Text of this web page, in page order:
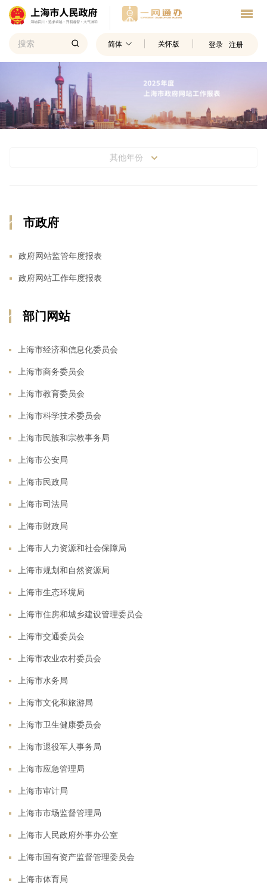
简体 关怀版 登录 注册
其他年份
市政府
政府网站监管年度报表
政府网站工作年度报表
部门网站
上海市经济和信息化委员会
上海市商务委员会
上海市教育委员会
上海市科学技术委员会
上海市民族和宗教事务局
上海市公安局
上海市民政局
上海市司法局
上海市财政局
上海市人力资源和社会保障局
上海市规划和自然资源局
上海市生态环境局
上海市住房和城乡建设管理委员会
上海市交通委员会
上海市农业农村委员会
上海市水务局
上海市文化和旅游局
上海市卫生健康委员会
上海市退役军人事务局
上海市应急管理局
上海市审计局
上海市市场监督管理局
上海市人民政府外事办公室
上海市国有资产监督管理委员会
上海市体育局